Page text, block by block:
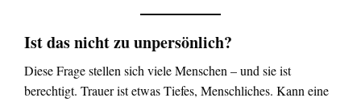
Ist das nicht zu unpersönlich?
Diese Frage stellen sich viele Menschen – und sie ist
berechtigt. Trauer ist etwas Tiefes, Menschliches. Kann eine